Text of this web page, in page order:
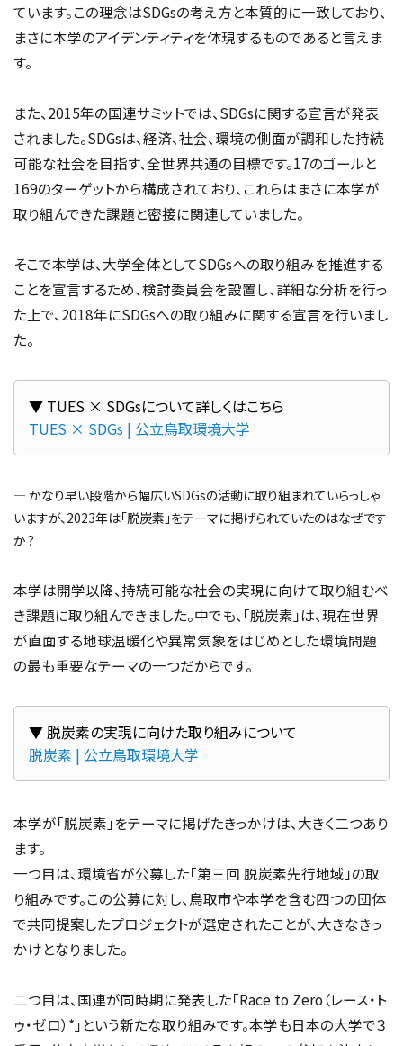
ています。この理念はSDGsの考え方と本質的に一致しており、
まさに本学のアイデンティティを体現するものであると言えま
す。
また、2015年の国連サミットでは、SDGsに関する宣言が発表
されました。SDGsは、経済、社会、環境の側面が調和した持続
可能な社会を目指す、全世界共通の目標です。17のゴールと
169のターゲットから構成されており、これらはまさに本学が
取り組んできた課題と密接に関連していました。
そこで本学は、大学全体としてSDGsへの取り組みを推進する
ことを宣言するため、検討委員会を設置し、詳細な分析を行っ
た上で、2018年にSDGsへの取り組みに関する宣言を行いまし
た。
TUES × SDGs | 公立鳥取環境大学
― かなり早い段階から幅広いSDGsの活動に取り組まれていらっしゃ
いますが、2023年は「脱炭素」をテーマに掲げられていたのはなぜです
か？
本学は開学以降、持続可能な社会の実現に向けて取り組むべ
き課題に取り組んできました。中でも、「脱炭素」は、現在世界
が直面する地球温暖化や異常気象をはじめとした環境問題
の最も重要なテーマの一つだからです。
脱炭素 | 公立鳥取環境大学
本学が「脱炭素」をテーマに掲げたきっかけは、大きく二つあり
ます。
一つ目は、環境省が公募した「第三回 脱炭素先行地域」の取
り組みです。この公募に対し、鳥取市や本学を含む四つの団体
で共同提案したプロジェクトが選定されたことが、大きなきっ
かけとなりました。
二つ目は、国連が同時期に発表した「Race to Zero（レース・ト
ゥ・ゼロ）*」という新たな取り組みです。本学も日本の大学で３